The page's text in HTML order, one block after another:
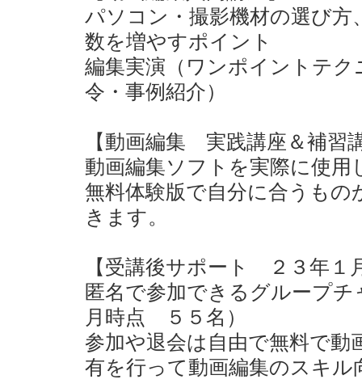
パソコン・撮影機材の選び方
数を増やすポイント
編集実演（ワンポイントテ
令・事例紹介）
【動画編集 実践講座＆補習
動画編集ソフトを実際に使用
無料体験版で自分に合うも
きます。
【受講後サポート ２３年１
匿名で参加できるグループ
月時点 ５５名）
参加や退会は自由で無料で動
有を行って動画編集のスキル